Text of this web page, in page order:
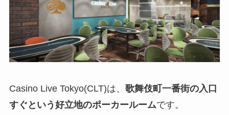
Casino Live Tokyo(CLT)は、 歌舞伎町一番街の入口
すぐという好立地のポーカールームです。